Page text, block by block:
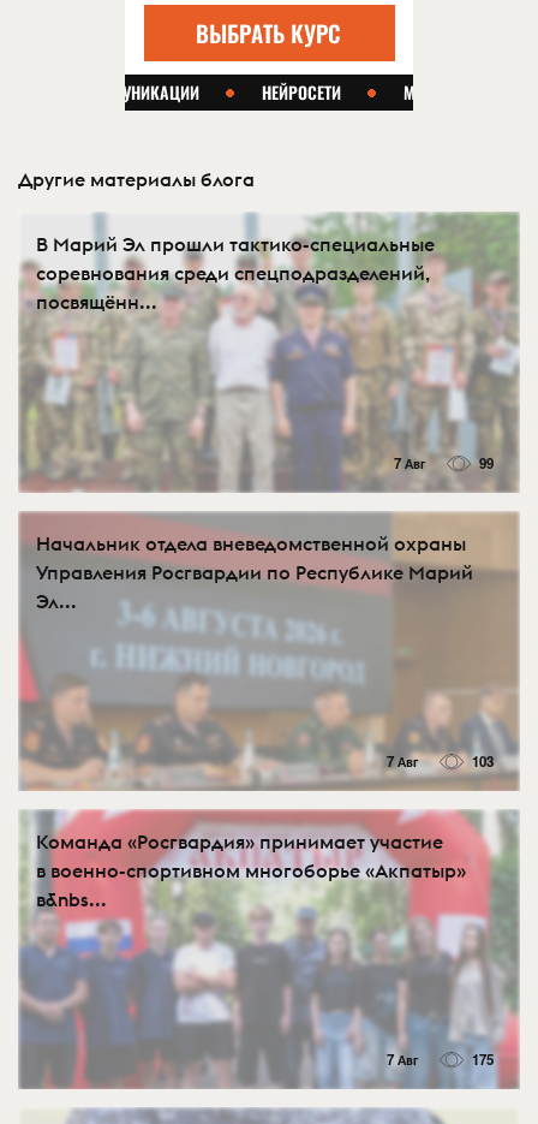
Другие материалы блога
В Марий Эл прошли тактико-специальные
соревнования среди спецподразделений,
посвящённ...
7 Авг 99
Начальник отдела вневедомственной охраны
Управления Росгвардии по Республике Марий
Эл...
7 Авг 103
Команда «Росгвардия» принимает участие
в военно-спортивном многоборье «Акпатыр»
в&nbs...
7 Авг 175